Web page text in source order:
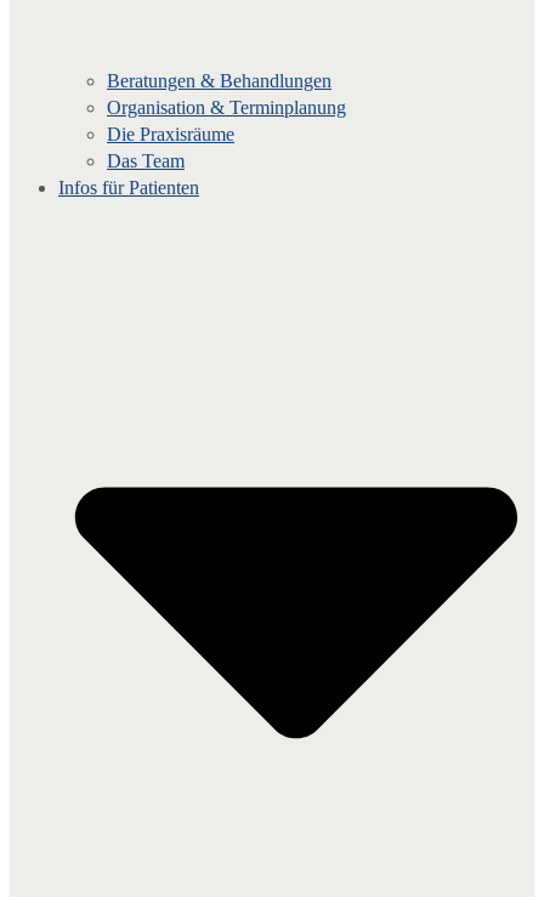
Beratungen & Behandlungen
Organisation & Terminplanung
Die Praxisräume
Das Team
Infos für Patienten